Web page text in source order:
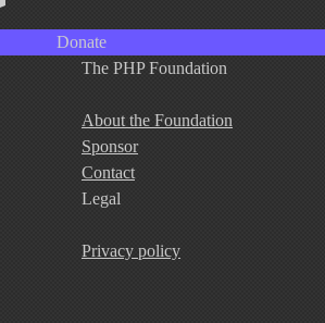
Donate
The PHP Foundation
About the Foundation
Sponsor
Contact
Legal
Privacy policy